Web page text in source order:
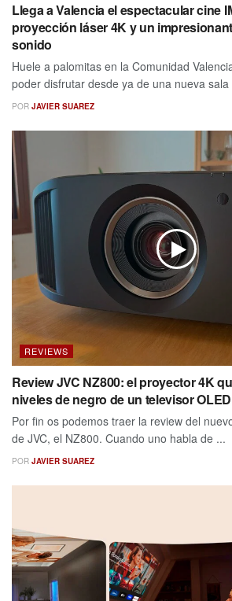
Llega a Valencia el espectacular cine
proyección láser 4K y un
sonido
Huele a palomitas en la Comunidad
poder disfrutar desde ya de una nueva sala
POR JAVIER SUAREZ
REVIEWS
Review JVC NZ800: el proyector 4K
niveles de negro de un televisor OLED
Por fin os podemos traer la review del
de JVC, el NZ800. Cuando uno habla de ...
POR JAVIER SUAREZ